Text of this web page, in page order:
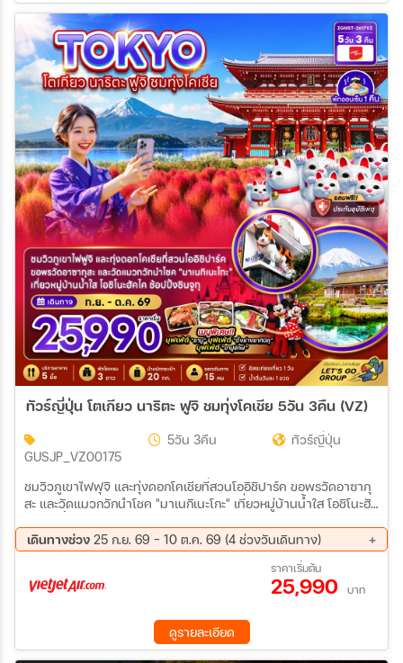
26 ต.ค. 69 - 30 ต.ค. 69
ทัวร์ญี่ปุ่น โตเกียว นาริตะ ฟูจิ ชมทุ่งโคเชีย 5วัน 3คืน (VZ)
GUSJP_VZ00175
5วัน 3คืน ทัวร์ญี่ปุ่น
ชมวิวภูเขาไฟฟุจิ และทุ่งดอกโคเชียที่สวนโออิชิปาร์ค ขอพรวัดอาซากุ
สะ และวัดแมวกวักนำโชค "มาเนกิเนะโกะ" เที่ยวหมู่บ้านน้ำใส โอชิโนะฮัค
เดินทางช่วง 25 ก.ย. 69 - 10 ต.ค. 69 (4 ช่วงวันเดินทาง)
29 ก.ย. 69 - 03 ต.ค. 69
03 ต.ค. 69 - 07 ต.ค. 69
06 ต.ค. 69 - 10 ต.ค. 69
ราคาเริ่มต้น
25,990 บาท
ดูรายละเอียด